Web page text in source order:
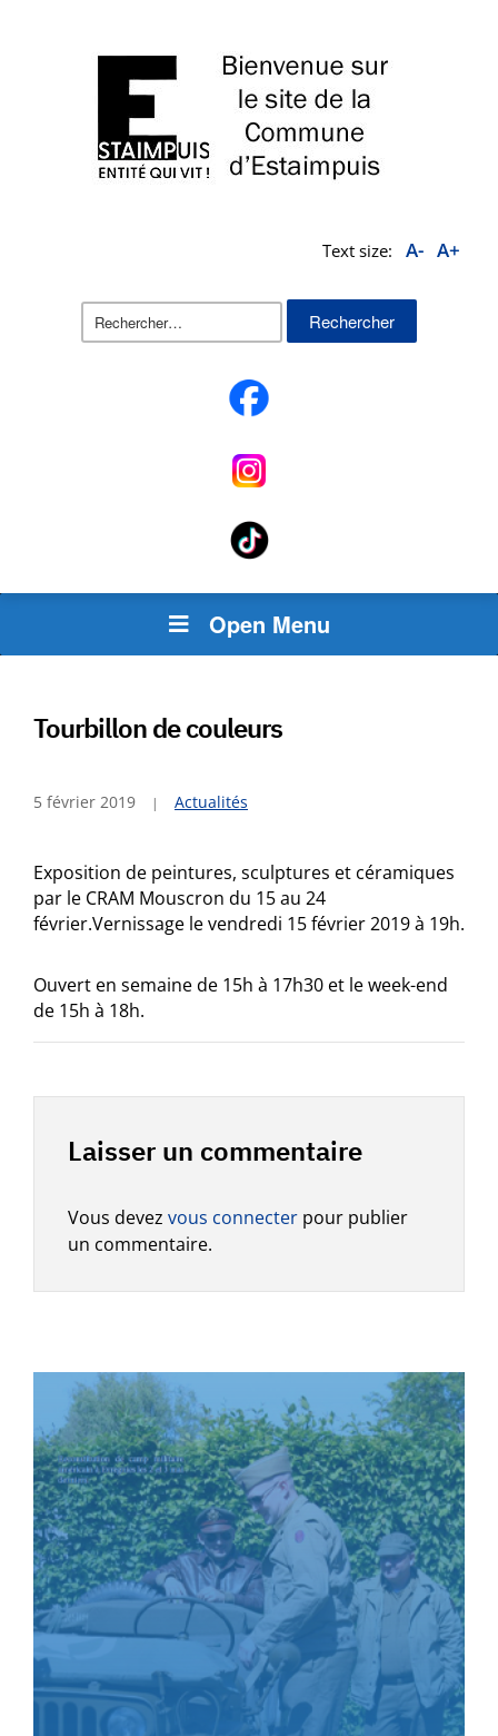
Text size: A- A+
Rechercher :
Open Menu
Tourbillon de couleurs
5 février 2019 Actualités
Exposition de peintures, sculptures et céramiques
par le CRAM Mouscron du 15 au 24
février.Vernissage le vendredi 15 février 2019 à 19h.
Ouvert en semaine de 15h à 17h30 et le week-end
de 15h à 18h.
Laisser un commentaire
Vous devez vous connecter pour publier
un commentaire.